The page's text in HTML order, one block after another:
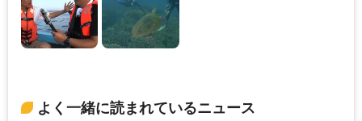
よく一緒に読まれているニュース